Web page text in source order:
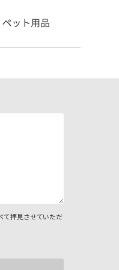
て拝見させていただ